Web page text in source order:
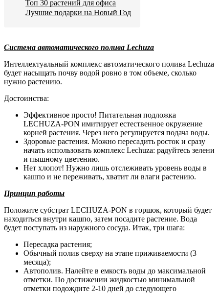
Топ 30 растений для офиса
Лучшие подарки на Новый Год
Система автоматического полива Lechuza
Интеллектуальный комплекс автоматического полива Lechuza
будет насыщать почву водой ровно в том объеме, сколько
нужно растению.
Достоинства:
Эффективное просто! Питательная подложка
LECHUZA-PON имитирует естественное окружение
корней растения. Через него регулируется подача воды.
Здоровые растения. Можно пересадить росток и сразу
начать использовать комплекс Lechuza: радуйтесь зелени
и пышному цветению.
Нет хлопот! Нужно лишь отслеживать уровень воды в
кашпо и не переживать, хватит ли влаги растению.
Принцип работы
Положите субстрат LECHUZA-PON в горшок, который будет
находиться внутри кашпо, затем посадите растение. Вода
будет поступать из наружного сосуда. Итак, три шага:
Пересадка растения;
Обычный полив сверху на этапе приживаемости (3
месяца);
Автополив. Налейте в емкость воды до максимальной
отметки. По достижении жидкостью минимальной
отметки подождите 2-10 дней до следующего